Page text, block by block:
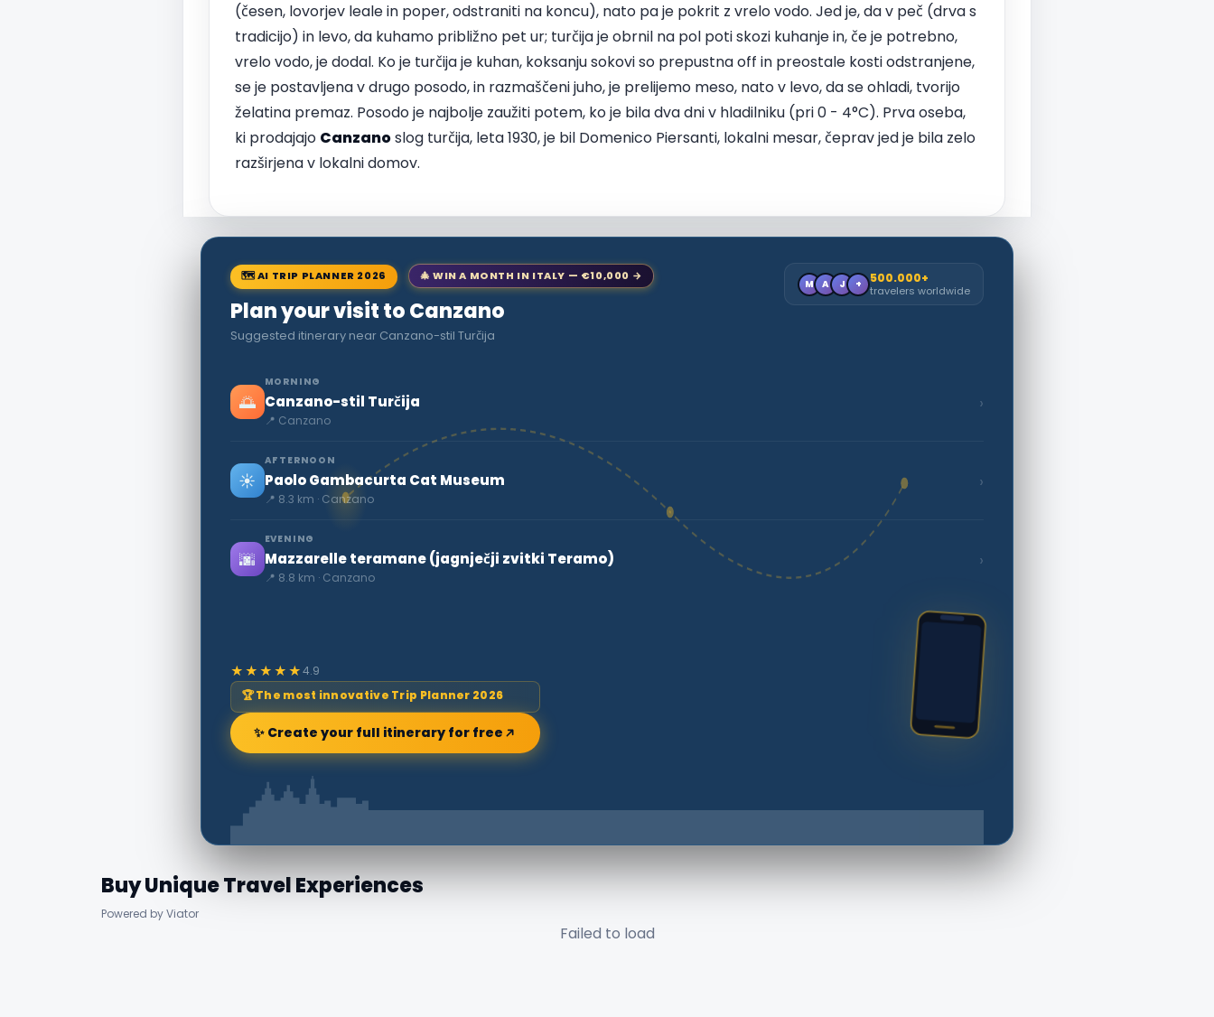
(česen, lovorjev leale in poper, odstraniti na koncu), nato pa je pokrit z vrelo vodo. Jed je, da v peč (drva s
tradicijo) in levo, da kuhamo približno pet ur; turčija je obrnil na pol poti skozi kuhanje in, če je potrebno,
vrelo vodo, je dodal. Ko je turčija je kuhan, koksanju sokovi so prepustna off in preostale kosti odstranjene,
se je postavljena v drugo posodo, in razmaščeni juho, je prelijemo meso, nato v levo, da se ohladi, tvorijo
želatina premaz. Posodo je najbolje zaužiti potem, ko je bila dva dni v hladilniku (pri 0 - 4°C). Prva oseba,
ki prodajajo Canzanoslog turčija, leta 1930, je bil Domenico Piersanti, lokalni mesar, čeprav jed je bila zelo
razširjena v lokalni domov.
🗺 AI TRIP PLANNER 2026 🎄 WIN A MONTH IN ITALY — €10,000 →
Plan your visit to Canzano
Suggested itinerary near Canzano-stil Turčija
M A J + 500.000+
travelers worldwide
🌅
MORNING
Canzano-stil Turčija
📍 Canzano
›
☀️
AFTERNOON
Paolo Gambacurta Cat Museum
📍 8.3 km · Canzano
›
🌆
EVENING
Mazzarelle teramane (jagnječji zvitki Teramo)
📍 8.8 km · Canzano
›
★★★★★4.9
🏆 The most innovative Trip Planner 2026
✨ Create your full itinerary for free
Buy Unique Travel Experiences
Powered by Viator
Failed to load